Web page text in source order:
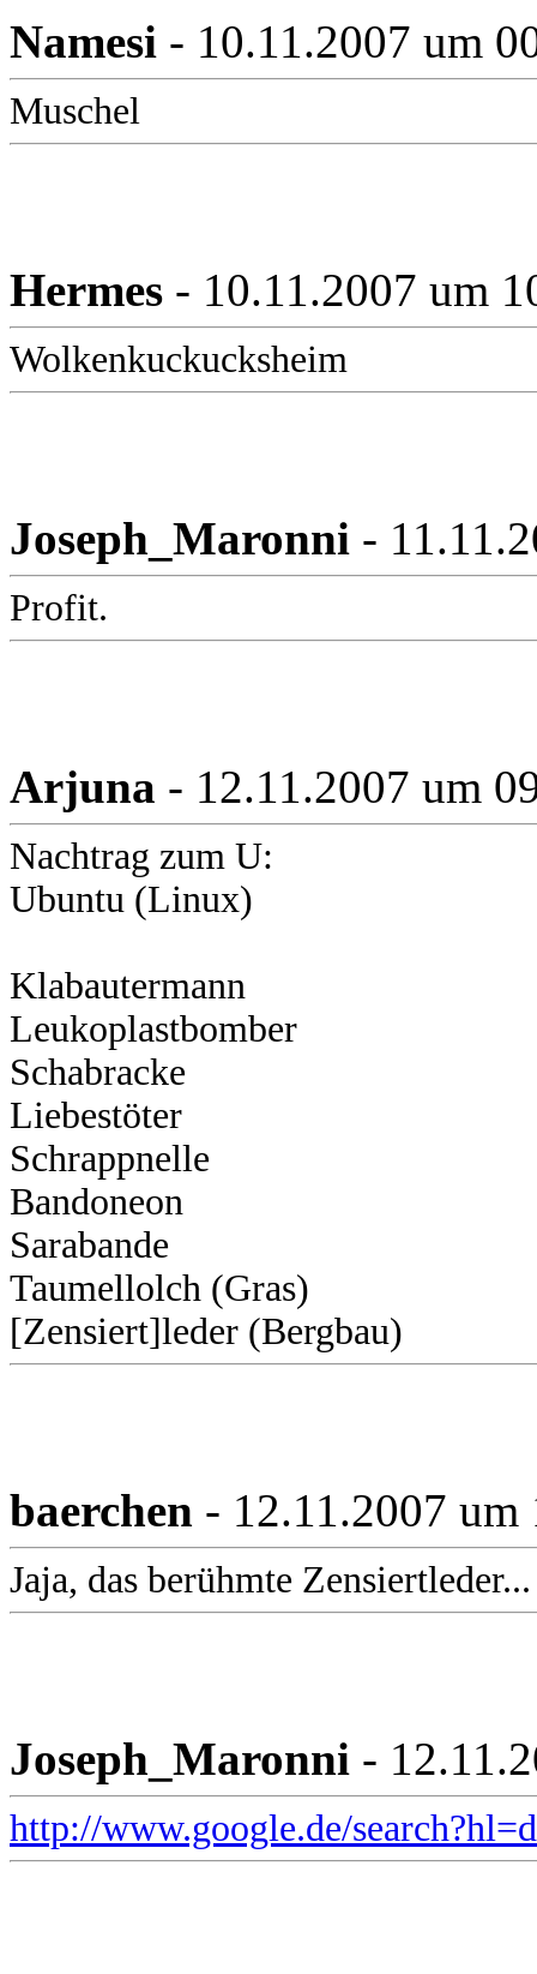
Namesi - 10.11.2007 um
Muschel
Hermes - 10.11.2007 um
Wolkenkuckucksheim
Joseph_Maronni -
Profit.
Arjuna - 12.11.2007 um
Nachtrag zum U:
Ubuntu (Linux)
Klabautermann
Leukoplastbomber
Schabracke
Liebestöter
Schrappnelle
Bandoneon
Sarabande
Taumellolch (Gras)
[Zensiert]leder (Bergbau)
baerchen - 12.11.2007 um
Jaja, das berühmte Zensiertleder...
Joseph_Maronni -
http://www.google.de/